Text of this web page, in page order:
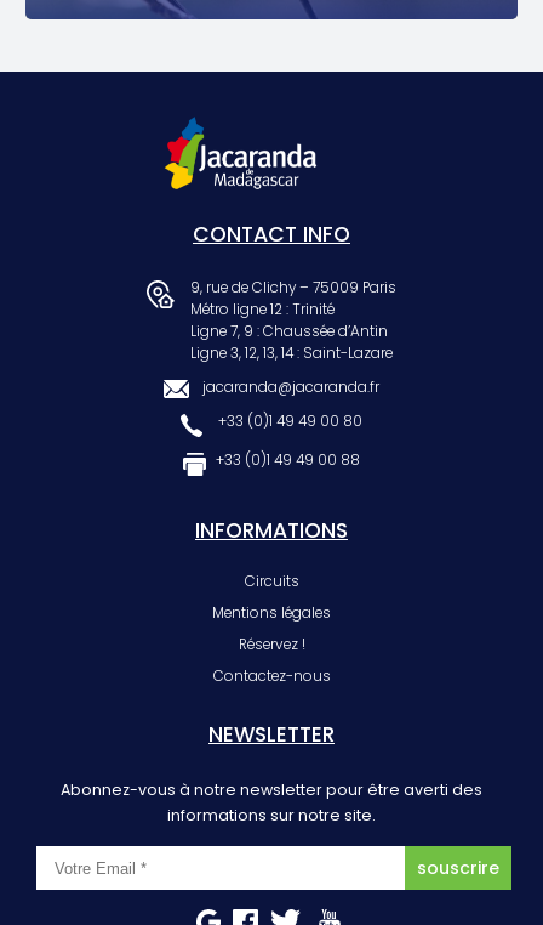
CONTACT INFO
9, rue de Clichy – 75009 Paris
Métro ligne 12 : Trinité
Ligne 7, 9 : Chaussée d’Antin
Ligne 3, 12, 13, 14 : Saint-Lazare
jacaranda@jacaranda.fr
+33 (0)1 49 49 00 80
+33 (0)1 49 49 00 88
INFORMATIONS
Circuits
Mentions légales
Réservez !
Contactez-nous
NEWSLETTER
Abonnez-vous à notre newsletter pour être averti des
informations sur notre site.